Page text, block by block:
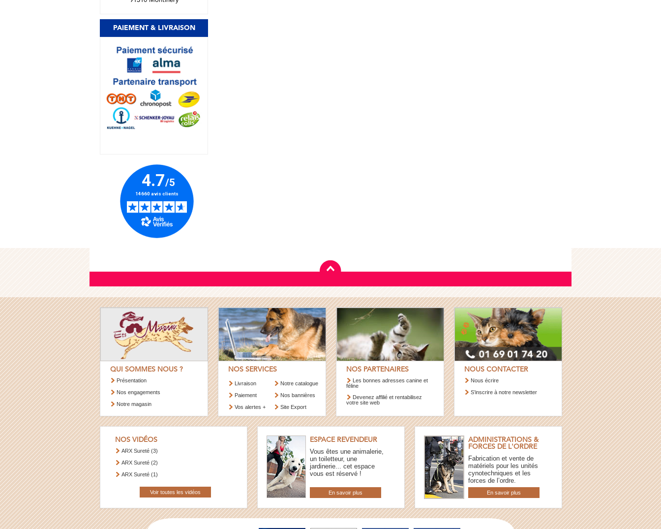
PAIEMENT & LIVRAISON
QUI SOMMES NOUS ?
Présentation
Nos engagements
Notre magasin
NOS SERVICES
Livraison
Paiement
Vos alertes +
Notre catalogue
Nos bannières
Site Export
NOS PARTENAIRES
Les bonnes adresses canine et
féline
Devenez affilié et rentabilisez
votre site web
NOUS CONTACTER
Nous écrire
S’inscrire à notre newsletter
NOS VIDÉOS
ARX Sureté (3)
ARX Sureté (2)
ARX Sureté (1)
Voir toutes les vidéos
ESPACE REVENDEUR
Vous êtes une animalerie,
un toiletteur, une
jardinerie... cet espace
vous est réservé !
En savoir plus
ADMINISTRATIONS &
FORCES DE L'ORDRE
Fabrication et vente de
matériels pour les unités
cynotechniques et les
forces de l’ordre.
En savoir plus